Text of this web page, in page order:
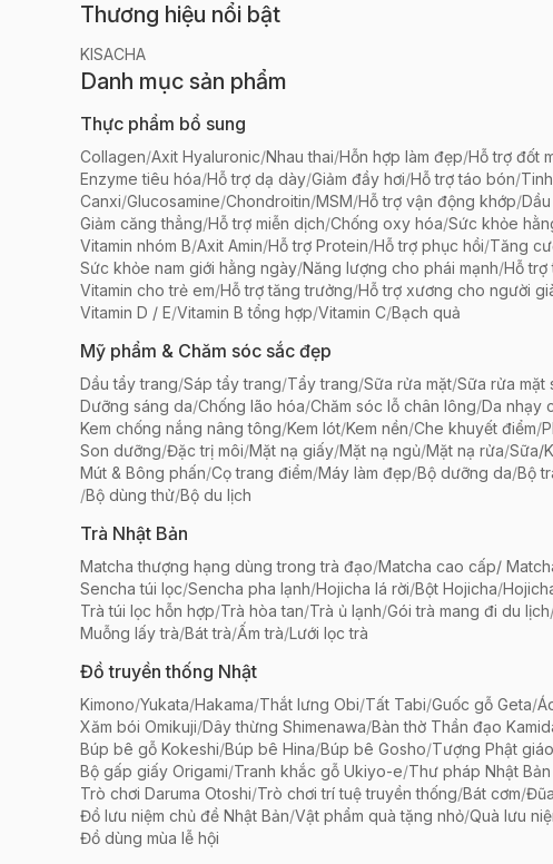
Thương hiệu nổi bật
KISACHA
Danh mục sản phẩm
Thực phẩm bổ sung
Collagen/Axit Hyaluronic/Nhau thai/Hỗn hợp làm đẹp/Hỗ trợ đốt
Enzyme tiêu hóa/Hỗ trợ dạ dày/Giảm đầy hơi/Hỗ trợ táo bón/
Canxi/Glucosamine/Chondroitin/MSM/Hỗ trợ vận động khớp/
Giảm căng thẳng/Hỗ trợ miễn dịch/Chống oxy hóa/Sức khỏe
Vitamin nhóm B/Axit Amin/Hỗ trợ Protein/Hỗ trợ phục hồi/Tăng
Sức khỏe nam giới hằng ngày/Năng lượng cho phái mạnh/Hỗ trợ
Vitamin cho trẻ em/Hỗ trợ tăng trưởng/Hỗ trợ xương cho người
Vitamin D / E/Vitamin B tổng hợp/Vitamin C/Bạch quả
Mỹ phẩm & Chăm sóc sắc đẹp
Dầu tẩy trang/Sáp tẩy trang/Tẩy trang/Sữa rửa mặt/Sữa rửa mặt
Dưỡng sáng da/Chống lão hóa/Chăm sóc lỗ chân lông/Da nhạy
Kem chống nắng nâng tông/Kem lót/Kem nền/Che khuyết điểm/
Son dưỡng/Đặc trị môi/Mặt nạ giấy/Mặt nạ ngủ/Mặt nạ rửa/Sữa/
Mút & Bông phấn/Cọ trang điểm/Máy làm đẹp/Bộ dưỡng da/Bộ
/Bộ dùng thử/Bộ du lịch
Trà Nhật Bản
Matcha thượng hạng dùng trong trà đạo/Matcha cao cấp/
Sencha túi lọc/Sencha pha lạnh/Hojicha lá rời/Bột Hojicha/
Trà túi lọc hỗn hợp/Trà hòa tan/Trà ủ lạnh/Gói trà mang đi du lịch
Muỗng lấy trà/Bát trà/Ấm trà/Lưới lọc trà
Đồ truyền thống Nhật
Kimono/Yukata/Hakama/Thắt lưng Obi/Tất Tabi/Guốc gỗ Geta/
Xăm bói Omikuji/Dây thừng Shimenawa/Bàn thờ Thần đạo
Búp bê gỗ Kokeshi/Búp bê Hina/Búp bê Gosho/Tượng Phật giáo
Bộ gấp giấy Origami/Tranh khắc gỗ Ukiyo-e/Thư pháp Nhật
Trò chơi Daruma Otoshi/Trò chơi trí tuệ truyền thống/Bát cơm/Đũa
Đồ lưu niệm chủ đề Nhật Bản/Vật phẩm quà tặng nhỏ/Quà lưu
Đồ dùng mùa lễ hội